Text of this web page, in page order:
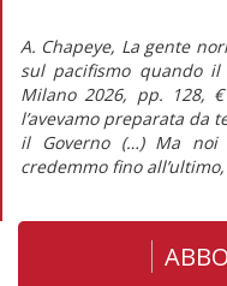
A. Chapeye, La gente
sul pacifismo quando il
Milano 2026, pp. 128,
l’avevamo preparata da
il Governo (…) Ma noi
credemmo fino